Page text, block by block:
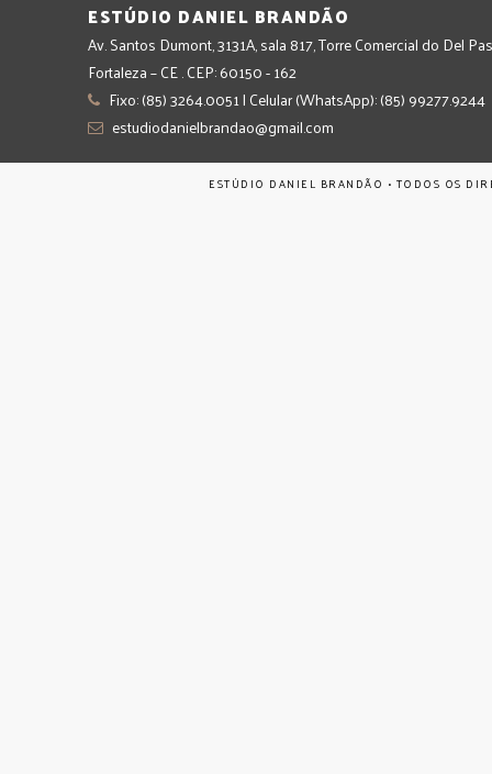
ESTÚDIO DANIEL BRANDÃO
Av. Santos Dumont, 3131A, sala 817, Torre Comercial do Del
Fortaleza – CE . CEP: 60150 - 162
Fixo: (85) 3264.0051 | Celular (WhatsApp): (85) 99277.9244
estudiodanielbrandao@gmail.com
ESTÚDIO DANIEL BRANDÃO • TODOS OS